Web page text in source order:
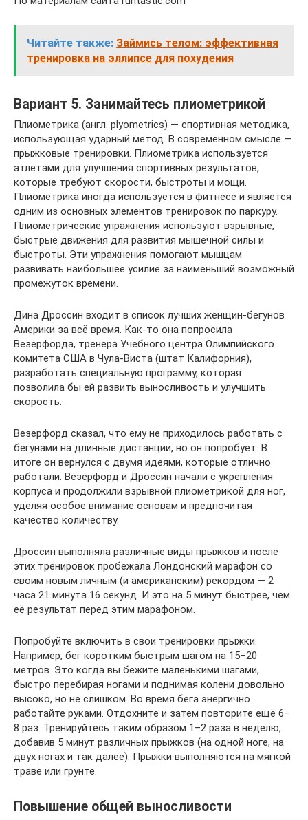
Читайте также: Займись телом: эффективная
тренировка на эллипсе для похудения
Вариант 5. Занимайтесь плиометрикой
Плиометрика (англ. plyometrics) — спортивная методика,
использующая ударный метод. В современном смысле —
прыжковые тренировки. Плиометрика используется
атлетами для улучшения спортивных результатов,
которые требуют скорости, быстроты и мощи.
Плиометрика иногда используется в фитнесе и является
одним из основных элементов тренировок по паркуру.
Плиометрические упражнения используют взрывные,
быстрые движения для развития мышечной силы и
быстроты. Эти упражнения помогают мышцам
развивать наибольшее усилие за наименьший возможный
промежуток времени.
Дина Дроссин входит в список лучших женщин-бегунов
Америки за всё время. Как-то она попросила
Везерфорда, тренера Учебного центра Олимпийского
комитета США в Чула-Виста (штат Калифорния),
разработать специальную программу, которая
позволила бы ей развить выносливость и улучшить
скорость.
Везерфорд сказал, что ему не приходилось работать с
бегунами на длинные дистанции, но он попробует. В
итоге он вернулся с двумя идеями, которые отлично
работали. Везерфорд и Дроссин начали с укрепления
корпуса и продолжили взрывной плиометрикой для ног,
уделяя особое внимание основам и предпочитая
качество количеству.
Дроссин выполняла различные виды прыжков и после
этих тренировок пробежала Лондонский марафон со
своим новым личным (и американским) рекордом — 2
часа 21 минута 16 секунд. И это на 5 минут быстрее, чем
её результат перед этим марафоном.
Попробуйте включить в свои тренировки прыжки.
Например, бег коротким быстрым шагом на 15–20
метров. Это когда вы бежите маленькими шагами,
быстро перебирая ногами и поднимая колени довольно
высоко, но не слишком. Во время бега энергично
работайте руками. Отдохните и затем повторите ещё 6–
8 раз. Тренируйтесь таким образом 1–2 раза в неделю,
добавив 5 минут различных прыжков (на одной ноге, на
двух ногах и так далее). Прыжки выполняются на мягкой
траве или грунте.
Повышение общей выносливости